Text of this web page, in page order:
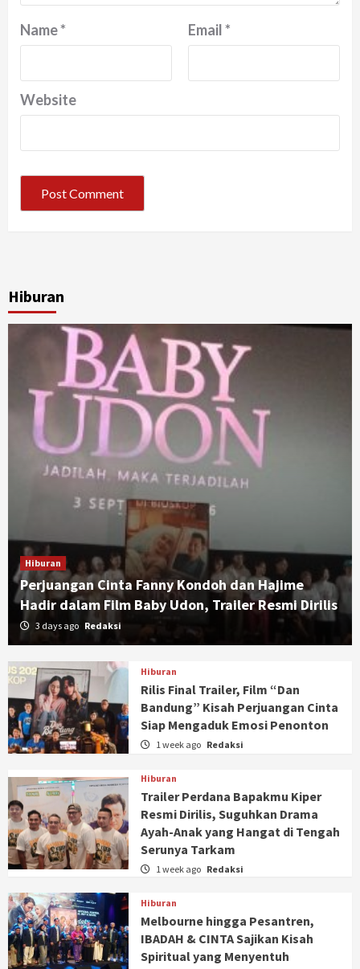
Name* Email*
Website
Hiburan
Hiburan
Perjuangan Cinta Fanny Kondoh dan Hajime
Hadir dalam Film Baby Udon, Trailer Resmi Dirilis
3 days ago Redaksi
Hiburan
Rilis Final Trailer, Film “Dan
Bandung” Kisah Perjuangan Cinta
Siap Mengaduk Emosi Penonton
1 week ago Redaksi
Hiburan
Trailer Perdana Bapakmu Kiper
Resmi Dirilis, Suguhkan Drama
Ayah-Anak yang Hangat di Tengah
Serunya Tarkam
1 week ago Redaksi
Hiburan
Melbourne hingga Pesantren,
IBADAH & CINTA Sajikan Kisah
Spiritual yang Menyentuh